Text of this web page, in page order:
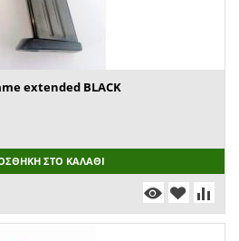
extended BLACK
ΣΤΟ ΚΑΛΆΘΙ